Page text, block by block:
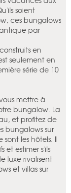
soient
ces bungalows
par
en
seulement en
série de 10
mettre à
bungalow. La
et profitez de
bungalows sur
sont les hôtels. Il
et estimer s'ils
luxe rivalisent
et villas sur